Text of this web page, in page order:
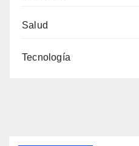
Salud
Tecnología